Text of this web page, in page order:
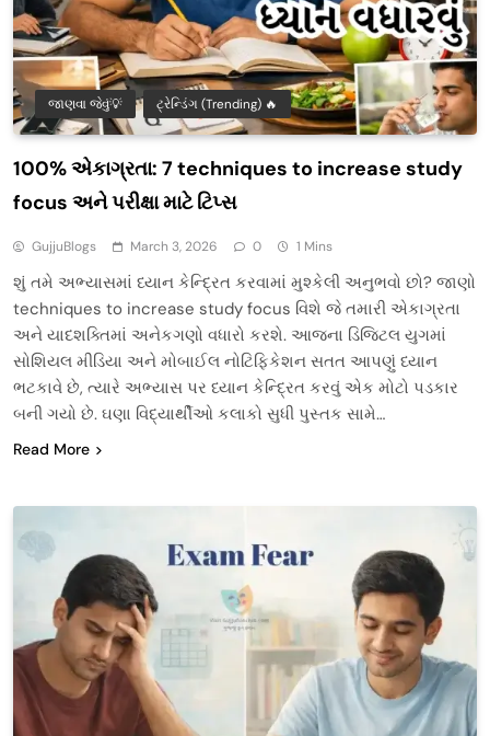
જાણવા જેવું💡 ટ્રેન્ડિંગ (Trending) 🔥
100% એકાગ્રતા: 7 techniques to increase study
focus અને પરીક્ષા માટે ટિપ્સ
GujjuBlogs March 3, 2026 0 1 Mins
શું તમે અભ્યાસમાં ધ્યાન કેન્દ્રિત કરવામાં મુશ્કેલી અનુભવો છો? જાણો
techniques to increase study focus વિશે જે તમારી એકાગ્રતા
અને યાદશક્તિમાં અનેકગણો વધારો કરશે. આજના ડિજિટલ યુગમાં
સોશિયલ મીડિયા અને મોબાઈલ નોટિફિકેશન સતત આપણું ધ્યાન
ભટકાવે છે, ત્યારે અભ્યાસ પર ધ્યાન કેન્દ્રિત કરવું એક મોટો પડકાર
બની ગયો છે. ઘણા વિદ્યાર્થીઓ કલાકો સુધી પુસ્તક સામે…
Read More